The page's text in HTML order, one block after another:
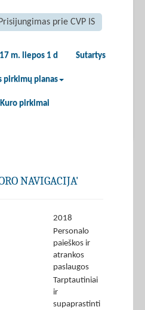
prie CVP IS
m. liepos 1 d Sutartys
pirkimų planas
Kuro pirkimai
NAVIGACIJA'
2018
Personalo
paieškos ir
atrankos
paslaugos
Tarptautiniai
ir
supaprastinti